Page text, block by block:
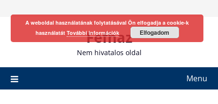
Fefhaz
Nem hivatalos oldal
Menu
A weboldal használatának folytatásával Ön elfogadja a cookie-k
használatát További információk Elfogadom